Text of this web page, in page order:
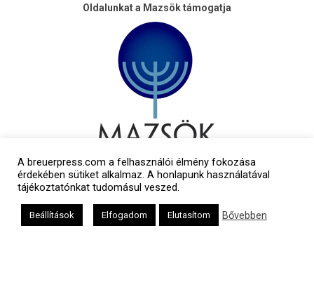
Oldalunkat a Mazsök támogatja
A breuerpress.com a felhasználói élmény fokozása
érdekében sütiket alkalmaz. A honlapunk használatával
tájékoztatónkat tudomásul veszed.
Beállítások Elfogadom Elutasítom Bővebben